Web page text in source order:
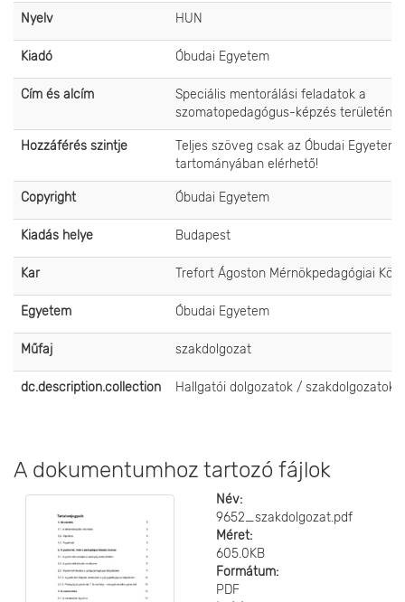
Nyelv HUN
Kiadó Óbudai Egyetem
Cím és alcím
Speciális mentorálási feladatok a
szomatopedagógus-képzés területén
Hozzáférés szintje
Teljes szöveg csak az Óbudai Egyetem
tartományában elérhető!
Copyright Óbudai Egyetem
Kiadás helye Budapest
Kar Trefort Ágoston Mérnökpedagógiai
Egyetem Óbudai Egyetem
Műfaj szakdolgozat
dc.description.collection Hallgatói dolgozatok / szakdolgozatok
A dokumentumhoz tartozó fájlok
Név:
9652_szakdolgozat.pdf
Méret:
605.0KB
Formátum:
PDF